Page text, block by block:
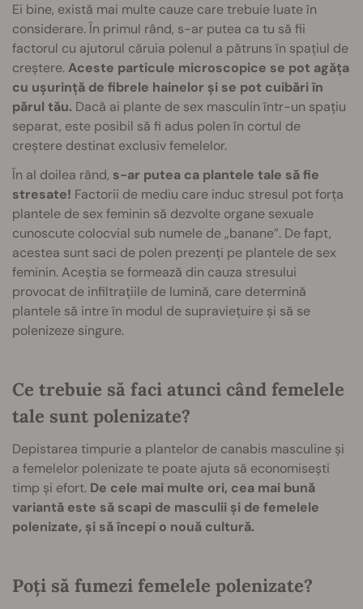
Ei bine, există mai multe cauze care trebuie luate în
considerare. În primul rând, s-ar putea ca tu să fii
factorul cu ajutorul căruia polenul a pătruns în spațiul de
creștere.Aceste particule microscopice se pot agăța
cu ușurință de fibrele hainelor și se pot cuibări în
părul tău. Dacă ai plante de sex masculin într-un spațiu
separat, este posibil să fi adus polen în cortul de
creștere destinat exclusiv femelelor.
În al doilea rând, s-ar putea ca plantele tale să fie
stresate! Factorii de mediu care induc stresul pot forța
plantele de sex feminin să dezvolte organe sexuale
cunoscute colocvial sub numele de „banane”. De fapt,
acestea sunt saci de polen prezenți pe plantele de sex
feminin. Aceștia se formează din cauza stresului
provocat de infiltrațiile de lumină, care determină
plantele să intre în modul de supraviețuire și să se
polenizeze singure.
Ce trebuie să faci atunci când femelele
tale sunt polenizate?
Depistarea timpurie a plantelor de canabis masculine și
a femelelor polenizate te poate ajuta să economisești
timp și efort. De cele mai multe ori, cea mai bună
variantă este să scapi de masculii și de femelele
polenizate, și să începi o nouă cultură.
Poți să fumezi femelele polenizate?